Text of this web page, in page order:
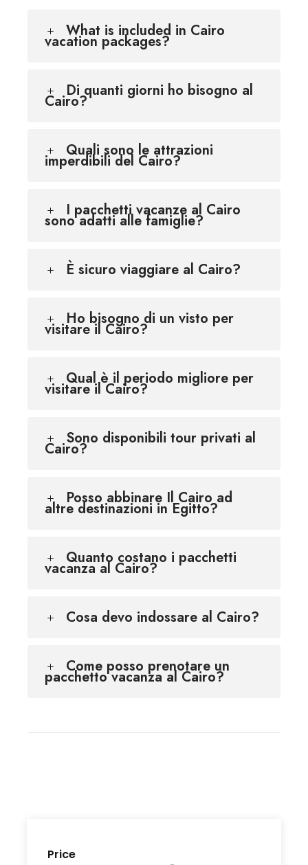
Price
What is included in Cairo
vacation packages?
Di quanti giorni ho bisogno al
Cairo?
Quali sono le attrazioni
imperdibili del Cairo?
I pacchetti vacanze al Cairo
sono adatti alle famiglie?
È sicuro viaggiare al Cairo?
Ho bisogno di un visto per
visitare il Cairo?
Qual è il periodo migliore per
visitare il Cairo?
Sono disponibili tour privati al
Cairo?
Posso abbinare Il Cairo ad
altre destinazioni in Egitto?
Quanto costano i pacchetti
vacanza al Cairo?
Cosa devo indossare al Cairo?
Come posso prenotare un
pacchetto vacanza al Cairo?